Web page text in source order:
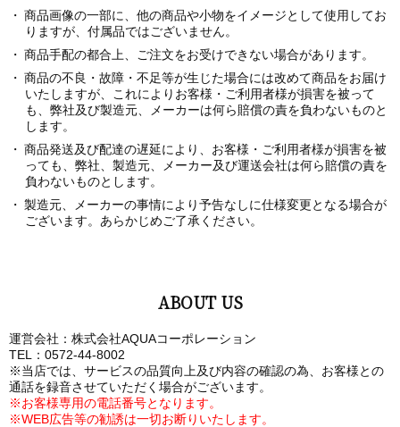
商品画像の一部に、他の商品や小物をイメージとして使用してお
りますが、付属品ではございません。
商品手配の都合上、ご注文をお受けできない場合があります。
商品の不良・故障・不足等が生じた場合には改めて商品をお届け
いたしますが、これによりお客様・ご利用者様が損害を被って
も、弊社及び製造元、メーカーは何ら賠償の責を負わないものと
します。
商品発送及び配達の遅延により、お客様・ご利用者様が損害を被
っても、弊社、製造元、メーカー及び運送会社は何ら賠償の責を
負わないものとします。
製造元、メーカーの事情により予告なしに仕様変更となる場合が
ございます。あらかじめご了承ください。
ABOUT US
運営会社：株式会社AQUAコーポレーション
TEL：0572-44-8002
※当店では、サービスの品質向上及び内容の確認の為、お客様との
通話を録音させていただく場合がございます。
※お客様専用の電話番号となります。
※WEB広告等の勧誘は一切お断りいたします。